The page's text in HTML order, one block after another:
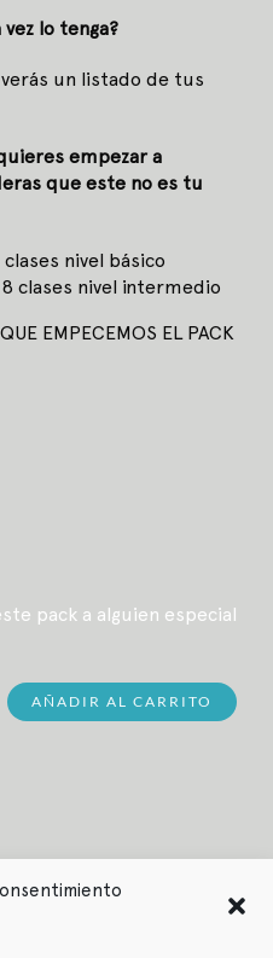
lo tenga?
un listado de tus
empezar a
que este no es tu
clases nivel básico
8 clases nivel intermedio
EMPECEMOS EL PACK
pack a alguien especial
AÑADIR AL CARRITO